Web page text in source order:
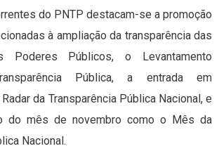
do PNTP destacam-se a promoção
à ampliação da transparência das
Poderes Públicos, o Levantamento
Pública, a entrada em
da Transparência Pública Nacional, e
do mês de novembro como o Mês da
Nacional.